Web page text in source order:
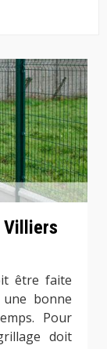
Villiers
être faite
bonne
Pour
doit